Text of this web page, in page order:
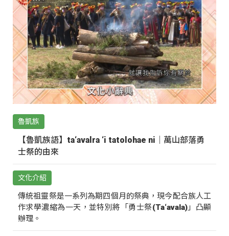
魯凱族
【魯凱族語】ta‘avalra ‘i tatolohae ni｜萬山部落勇
士祭的由來
文化介紹
傳統祖靈祭是一系列為期四個月的祭典，現今配合族人工
作求學濃縮為一天，並特別將「勇士祭(Ta‘avala)」凸顯
辦理。